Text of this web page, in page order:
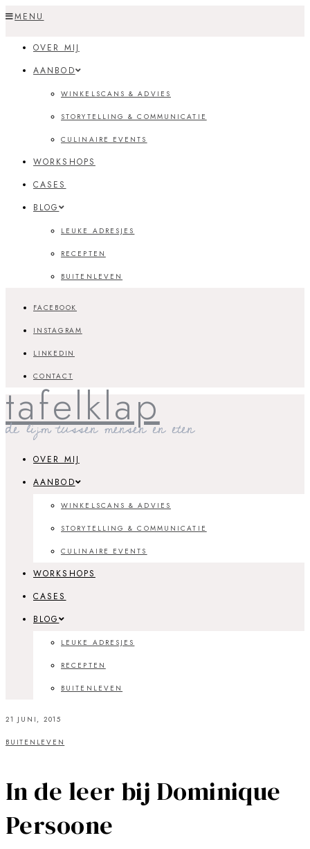
Skip
MENU
OVER MIJ
AANBOD
WINKELSCANS & ADVIES
STORYTELLING & COMMUNICATIE
CULINAIRE EVENTS
WORKSHOPS
CASES
BLOG
LEUKE ADRESJES
RECEPTEN
BUITENLEVEN
FACEBOOK
INSTAGRAM
LINKEDIN
CONTACT
tafelklap
de lijm tussen mensen en eten
OVER MIJ
AANBOD
WINKELSCANS & ADVIES
STORYTELLING & COMMUNICATIE
CULINAIRE EVENTS
WORKSHOPS
CASES
BLOG
LEUKE ADRESJES
RECEPTEN
BUITENLEVEN
21 JUNI, 2015
BUITENLEVEN
In de leer bij Dominique
Persoone